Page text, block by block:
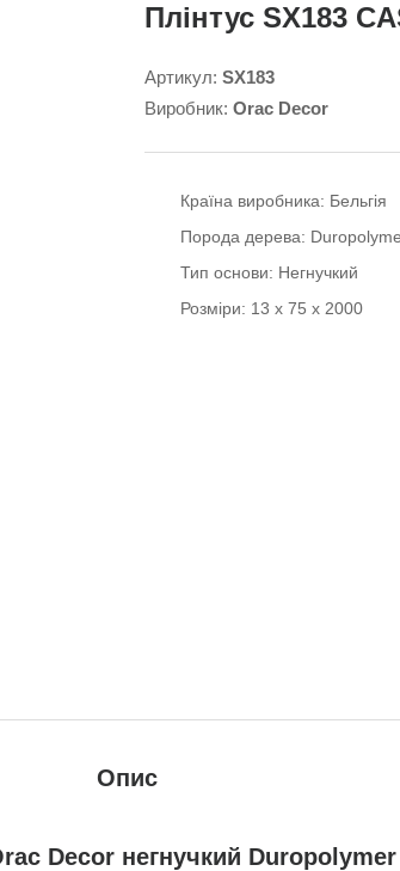
Плінтус SX183
Артикул: SX183
Виробник: Orac Decor
Країна виробника: Бельгія
Порода дерева:
Тип основи: Негнучкий
Розміри: 13 x 75 x 2000
Опис
Decor негнучкий